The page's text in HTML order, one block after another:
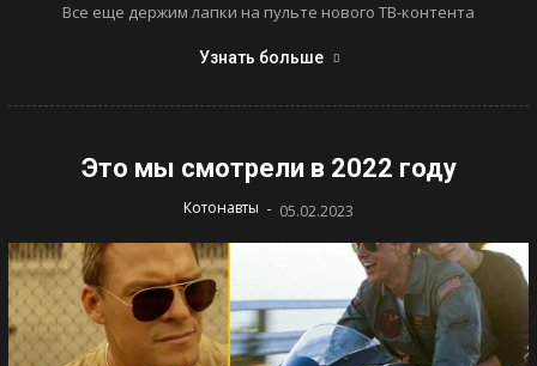
Все еще держим лапки на пульте нового ТВ-контента
Узнать больше
Это мы смотрели в 2022 году
Котонавты - 05.02.2023